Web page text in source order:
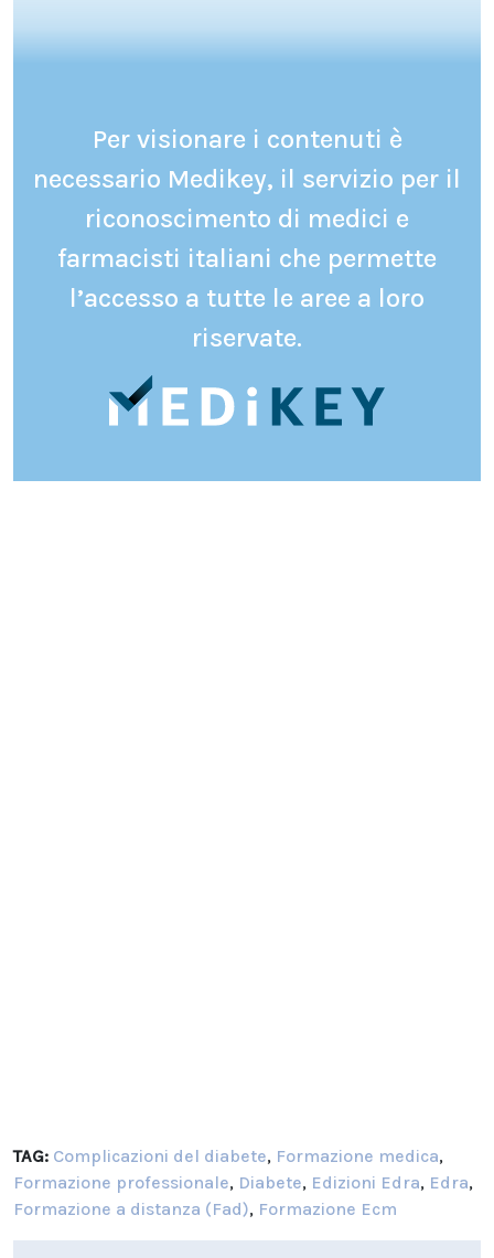
Per visionare i contenuti è
necessario Medikey, il servizio per il
riconoscimento di medici e
farmacisti italiani che permette
l’accesso a tutte le aree a loro
riservate.
TAG: Complicazioni del diabete, Formazione medica,
Formazione professionale, Diabete, Edizioni Edra, Edra,
Formazione a distanza (Fad), Formazione Ecm